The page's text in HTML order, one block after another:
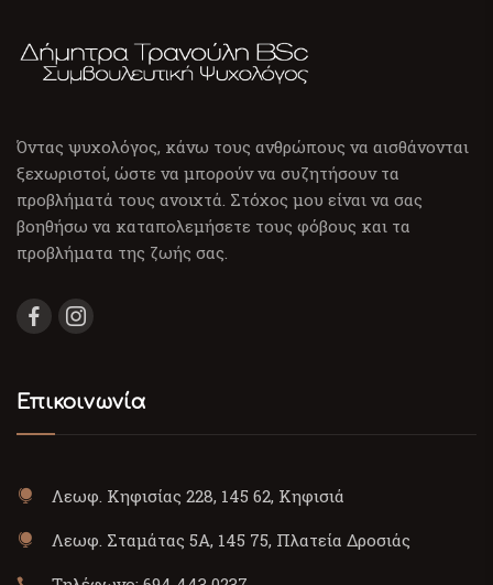
Όντας ψυχολόγος, κάνω τους ανθρώπους να αισθάνονται
ξεχωριστοί, ώστε να μπορούν να συζητήσουν τα
προβλήματά τους ανοιχτά. Στόχος μου είναι να σας
βοηθήσω να καταπολεμήσετε τους φόβους και τα
προβλήματα της ζωής σας.
Επικοινωνία
Λεωφ. Κηφισίας 228, 145 62, Κηφισιά
Λεωφ. Σταμάτας 5Α, 145 75, Πλατεία Δροσιάς